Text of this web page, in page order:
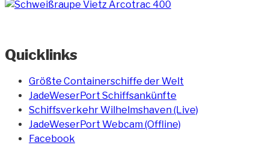
Quicklinks
Größte Containerschiffe der Welt
JadeWeserPort Schiffsankünfte
Schiffsverkehr Wilhelmshaven (Live)
JadeWeserPort Webcam (Offline)
Facebook